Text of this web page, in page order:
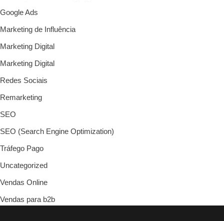
Google Ads
Marketing de Influência
Marketing Digital
Marketing Digital
Redes Sociais
Remarketing
SEO
SEO (Search Engine Optimization)
Tráfego Pago
Uncategorized
Vendas Online
Vendas para b2b